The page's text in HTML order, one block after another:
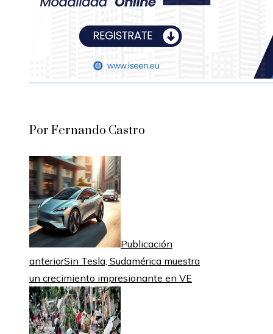
Por Fernando Castro
Publicación
anteriorSin Tesla, Sudamérica muestra
un crecimiento impresionante en VE